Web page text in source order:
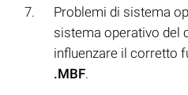
Problemi di sistema
sistema operativo del
influenzare il corretto
.MBF.